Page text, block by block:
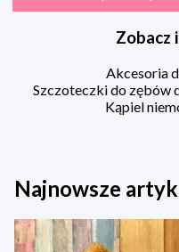
Zobacz
Akcesoria
Szczoteczki do zębów
Kąpiel
Najnowsze